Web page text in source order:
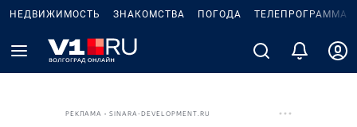
НЕДВИЖИМОСТЬ ЗНАКОМСТВА ПОГОДА ТЕЛЕПРОГРАММА
РЕКЛАМА • SINARA-DEVELOPMENT.RU